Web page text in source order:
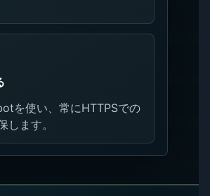
を使い、常にHTTPSでの
します。